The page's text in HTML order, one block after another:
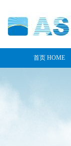
首页 HOME